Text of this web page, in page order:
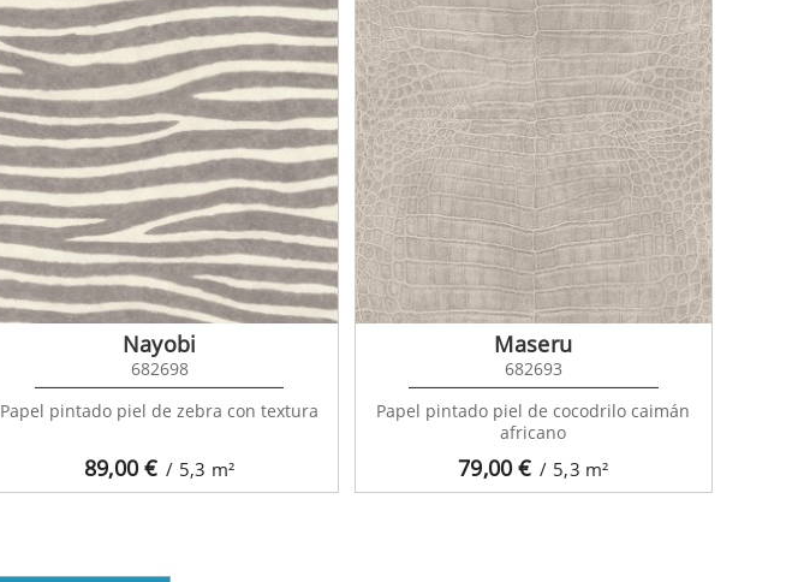
89,00€ / 5,3 m²
Nayobi
682698
Papel pintado piel de zebra con textura
79,00€ / 5,3 m²
Maseru
682693
Papel pintado piel de cocodrilo caimán
africano